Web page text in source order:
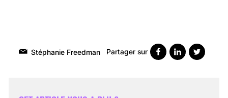
Stéphanie Freedman Partager sur